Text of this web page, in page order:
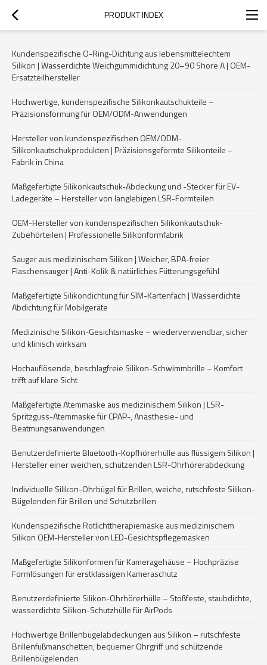
PRODUKT INDEX
Kundenspezifische O-Ring-Dichtung aus lebensmittelechtem
Silikon | Wasserdichte Weichgummidichtung 20–90 Shore A | OEM-
Ersatzteilhersteller
Hochwertige, kundenspezifische Silikonkautschukteile –
Präzisionsformung für OEM/ODM-Anwendungen
Hersteller von kundenspezifischen OEM/ODM-
Silikonkautschukprodukten | Präzisionsgeformte Silikonteile –
Fabrik in China
Maßgefertigte Silikonkautschuk-Abdeckung und -Stecker für EV-
Ladegeräte – Hersteller von langlebigen LSR-Formteilen
OEM-Hersteller von kundenspezifischen Silikonkautschuk-
Zubehörteilen | Professionelle Silikonformfabrik
Sauger aus medizinischem Silikon | Weicher, BPA-freier
Flaschensauger | Anti-Kolik & natürliches Fütterungsgefühl
Maßgefertigte Silikondichtung für SIM-Kartenfach | Wasserdichte
Abdichtung für Mobilgeräte
Medizinische Silikon-Gesichtsmaske – wiederverwendbar, sicher
und klinisch wirksam
Hochauflösende, beschlagfreie Silikon-Schwimmbrille – Komfort
trifft auf klare Sicht
Maßgefertigte Atemmaske aus medizinischem Silikon | LSR-
Spritzguss-Atemmaske für CPAP-, Anästhesie- und
Beatmungsanwendungen
Benutzerdefinierte Bluetooth-Kopfhörerhülle aus flüssigem Silikon |
Hersteller einer weichen, schützenden LSR-Ohrhörerabdeckung
Individuelle Silikon-Ohrbügel für Brillen, weiche, rutschfeste Silikon-
Bügelenden für Brillen und Schutzbrillen
Kundenspezifische Rotlichttherapiemaske aus medizinischem
Silikon OEM-Hersteller von LED-Gesichtspflegemasken
Maßgefertigte Silikonformen für Kameragehäuse – Hochpräzise
Formlösungen für erstklassigen Kameraschutz
Benutzerdefinierte Silikon-Ohrhörerhülle – Stoßfeste, staubdichte,
wasserdichte Silikon-Schutzhülle für AirPods
Hochwertige Brillenbügelabdeckungen aus Silikon – rutschfeste
Brillenfußmanschetten, bequemer Ohrgriff und schützende
Brillenbügelenden